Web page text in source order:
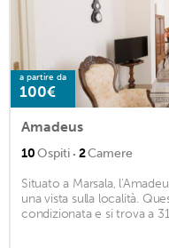
a partire da
100€
Amadeus
10Ospiti · 2Camere
Situato a Marsala,
una vista sulla località.
condizionata e si trova a